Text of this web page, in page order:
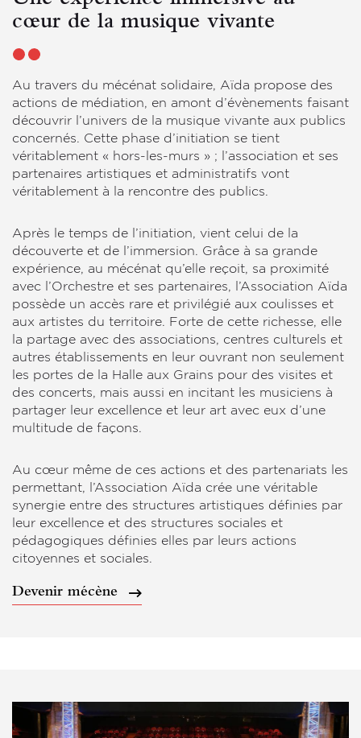
cœur de la musique vivante
Au travers du mécénat solidaire, Aïda propose des
actions de médiation, en amont d’évènements faisant
découvrir l’univers de la musique vivante aux publics
concernés. Cette phase d’initiation se tient
véritablement « hors-les-murs » ; l’association et ses
partenaires artistiques et administratifs vont
véritablement à la rencontre des publics.
Après le temps de l’initiation, vient celui de la
découverte et de l’immersion. Grâce à sa grande
expérience, au mécénat qu’elle reçoit, sa proximité
avec l’Orchestre et ses partenaires, l’Association Aïda
possède un accès rare et privilégié aux coulisses et
aux artistes du territoire. Forte de cette richesse, elle
la partage avec des associations, centres culturels et
autres établissements en leur ouvrant non seulement
les portes de la Halle aux Grains pour des visites et
des concerts, mais aussi en incitant les musiciens à
partager leur excellence et leur art avec eux d’une
multitude de façons.
Au cœur même de ces actions et des partenariats les
permettant, l’Association Aïda crée une véritable
synergie entre des structures artistiques définies par
leur excellence et des structures sociales et
pédagogiques définies elles par leurs actions
citoyennes et sociales.
Devenir mécène